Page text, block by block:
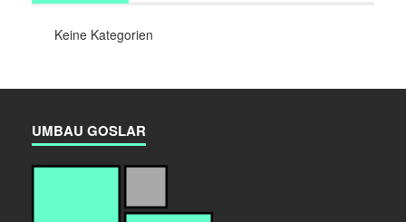
Keine Kategorien
UMBAU GOSLAR